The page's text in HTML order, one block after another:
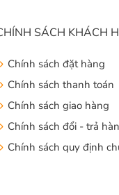
SÁCH KHÁCH
Chính sách đặt hàng
Chính sách thanh toán
Chính sách giao hàng
Chính sách đổi - trả
Chính sách quy định